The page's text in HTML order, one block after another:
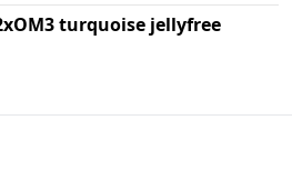
turquoise jellyfree